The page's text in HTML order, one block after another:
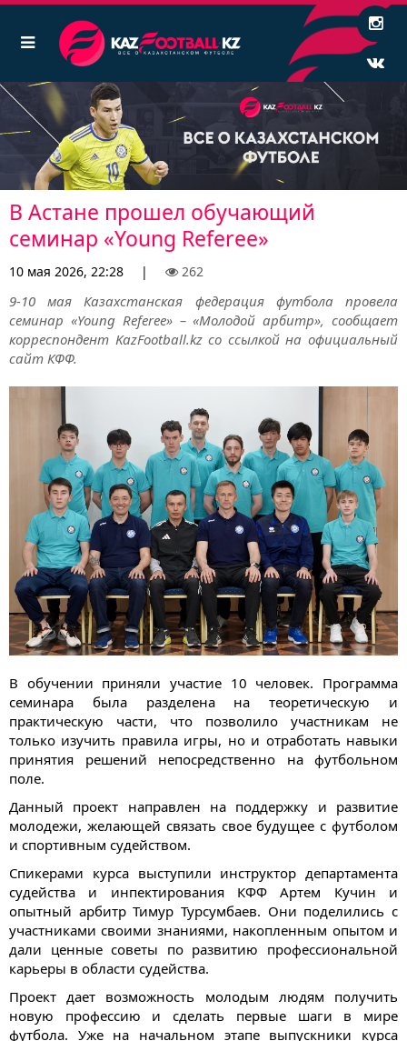
В Астане прошел обучающий
семинар «Young Referee»
10 мая 2026, 22:28 | 262
9-10 мая Казахстанская федерация футбола провела
семинар «Young Referee» – «Молодой арбитр», сообщает
корреспондент KazFootball.kz со ссылкой на официальный
сайт КФФ.
В обучении приняли участие 10 человек. Программа
семинара была разделена на теоретическую и
практическую части, что позволило участникам не
только изучить правила игры, но и отработать навыки
принятия решений непосредственно на футбольном
поле.
Данный проект направлен на поддержку и развитие
молодежи, желающей связать свое будущее с футболом
и спортивным судейством.
Спикерами курса выступили инструктор департамента
судейства и инпектирования КФФ Артем Кучин и
опытный арбитр Тимур Турсумбаев. Они поделились с
участниками своими знаниями, накопленным опытом и
дали ценные советы по развитию профессиональной
карьеры в области судейства.
Проект дает возможность молодым людям получить
новую профессию и сделать первые шаги в мире
футбола. Уже на начальном этапе выпускники курса